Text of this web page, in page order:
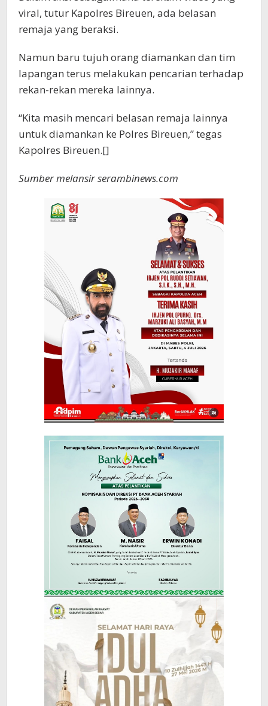
viral, tutur Kapolres Bireuen, ada belasan
remaja yang beraksi.
Namun baru tujuh orang diamankan dan tim
lapangan terus melakukan pencarian terhadap
rekan-rekan mereka lainnya.
“Kita masih mencari belasan remaja lainnya
untuk diamankan ke Polres Bireuen,” tegas
Kapolres Bireuen.[]
Sumber melansir serambinews.com